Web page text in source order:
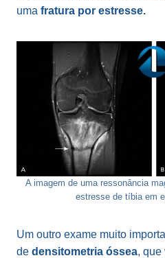
uma fratura por estresse.
A imagem de uma ressonância
estresse de tíbia em
Um outro exame muito
de densitometria óssea, que